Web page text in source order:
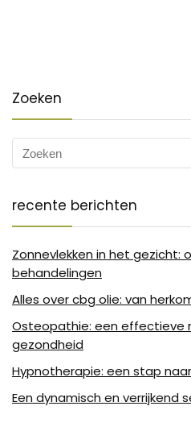
Zoeken
recente berichten
Zonnevlekken in het gezicht:
behandelingen
Alles over cbg olie: van
Osteopathie: een effectieve
gezondheid
Hypnotherapie: een stap
Een dynamisch en verrijkend